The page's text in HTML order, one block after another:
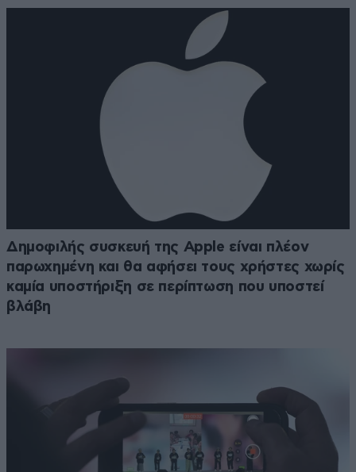
Δημοφιλής συσκευή της Apple είναι πλέον
παρωχημένη και θα αφήσει τους χρήστες χωρίς
καμία υποστήριξη σε περίπτωση που υποστεί
βλάβη